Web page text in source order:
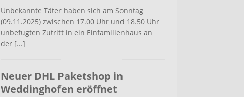
Unbekannte Täter haben sich am Sonntag
(09.11.2025) zwischen 17.00 Uhr und 18.50 Uhr
unbefugten Zutritt in ein Einfamilienhaus an
der [...]
Neuer DHL Paketshop in
Weddinghofen eröffnet